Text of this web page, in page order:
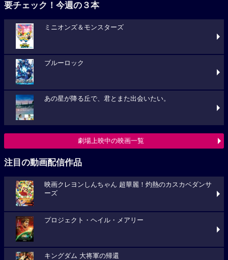
要チェック！今週の３本
ミニオンズ＆モンスターズ
ブルーロック
あの星が降る丘で、君とまた出会いたい。
劇場上映中の映画一覧
注目の動画配信作品
映画クレヨンしんちゃん 超華麗！灼熱のカスカベダンサ
ーズ
プロジェクト・ヘイル・メアリー
キングダム 大将軍の帰還